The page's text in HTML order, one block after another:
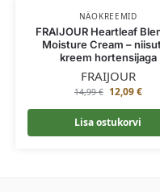
NÄOKREEMID
FRAIJOUR Heartleaf
Moisture Cream –
kreem hortensijaga
FRAIJOUR
14,99€ 12,09€
Lisa ostukorvi